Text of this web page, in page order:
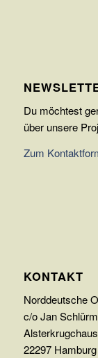
Du möchtest
über unsere
Zum
KONTAKT
Norddeutsche
c/o Jan
22297 Hamburg